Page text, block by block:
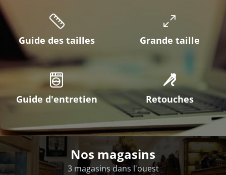
Guide des tailles Grande taille
Guide d'entretien Retouches
Nos magasins
3 magasins dans l'ouest